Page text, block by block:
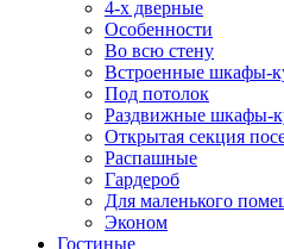
4-х дверные
Особенности
Во всю стену
Встроенные шкафы-
Под потолок
Раздвижные шкафы-
Открытая секция
Распашные
Гардероб
Для маленького
Эконом
Гостиные